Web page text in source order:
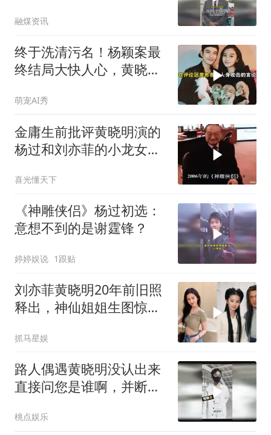
傲“九五至尊”
融煤资讯
终于洗清污名！杨颖案最
终结局大快人心，黄晓明
萌宠AI秀
金庸生前批评黄晓明演的
杨过和刘亦菲的小龙女，
喜光懂天下
《神雕侠侣》杨过初选：
意想不到的是谢霆锋？
婷婷娱说 1跟贴
刘亦菲黄晓明20年前旧照
释出，神仙姐姐生图惊
抓马星娱
路人偶遇黄晓明没认出来
直接问您是谁啊，并断定
桃点娱乐